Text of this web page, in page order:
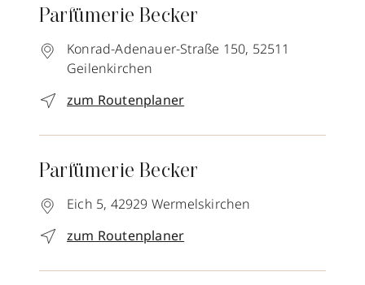
Parfümerie Becker
Konrad-Adenauer-Straße 150, 52511
Geilenkirchen
zum Routenplaner
Parfümerie Becker
Eich 5, 42929 Wermelskirchen
zum Routenplaner